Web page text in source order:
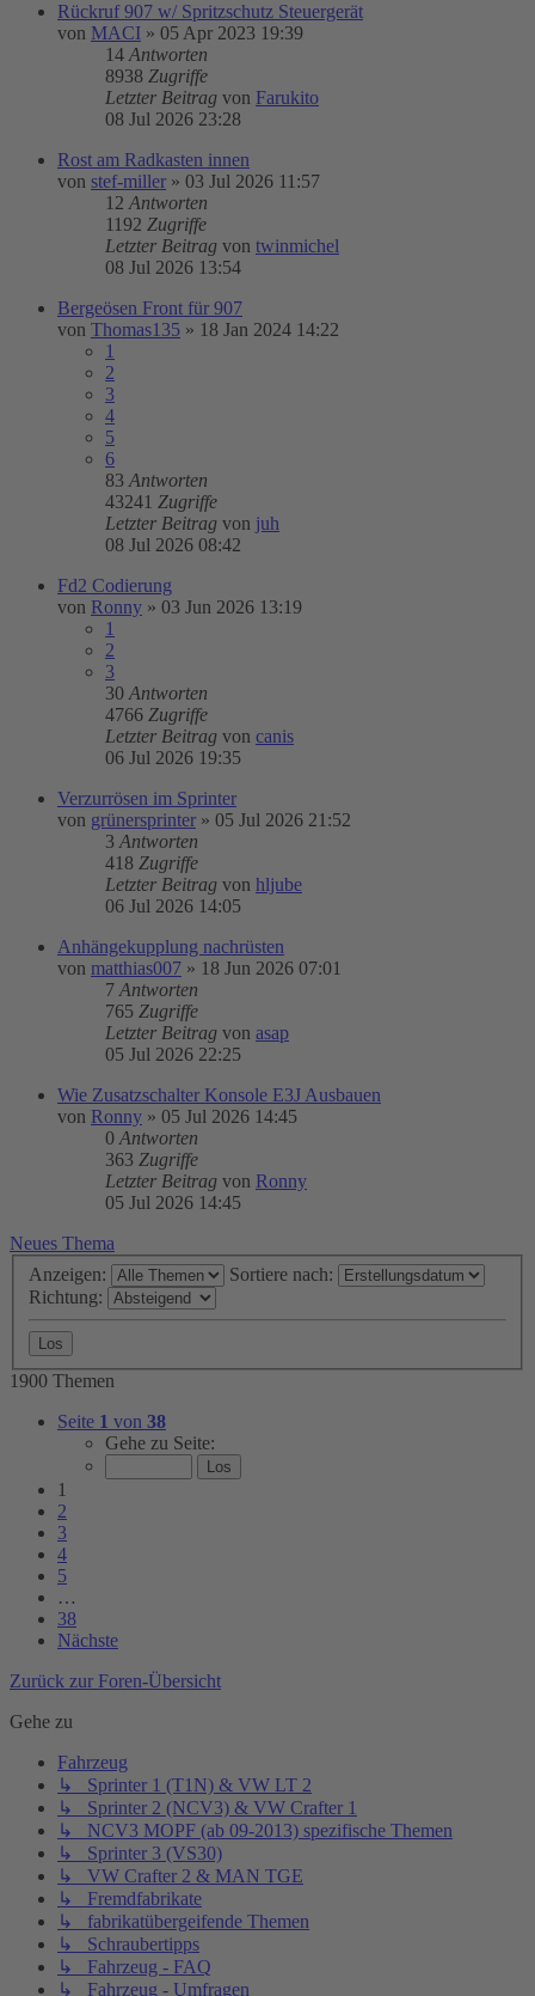
Rückruf 907 w/ Spritzschutz Steuergerät
von MACI » 05 Apr 2023 19:39
14 Antworten
8938 Zugriffe
Letzter Beitrag von Farukito
08 Jul 2026 23:28
Rost am Radkasten innen
von stef-miller » 03 Jul 2026 11:57
12 Antworten
1192 Zugriffe
Letzter Beitrag von twinmichel
08 Jul 2026 13:54
Bergeösen Front für 907
von Thomas135 » 18 Jan 2024 14:22
1
2
3
4
5
6
83 Antworten
43241 Zugriffe
Letzter Beitrag von juh
08 Jul 2026 08:42
Fd2 Codierung
von Ronny » 03 Jun 2026 13:19
1
2
3
30 Antworten
4766 Zugriffe
Letzter Beitrag von canis
06 Jul 2026 19:35
Verzurrösen im Sprinter
von grünersprinter » 05 Jul 2026 21:52
3 Antworten
418 Zugriffe
Letzter Beitrag von hljube
06 Jul 2026 14:05
Anhängekupplung nachrüsten
von matthias007 » 18 Jun 2026 07:01
7 Antworten
765 Zugriffe
Letzter Beitrag von asap
05 Jul 2026 22:25
Wie Zusatzschalter Konsole E3J Ausbauen
von Ronny » 05 Jul 2026 14:45
0 Antworten
363 Zugriffe
Letzter Beitrag von Ronny
05 Jul 2026 14:45
Neues Thema
Anzeigen:
Sortiere nach:
Richtung:
1900 Themen
Seite 1 von 38
Gehe zu Seite:
1
2
3
4
5
…
38
Nächste
Zurück zur Foren-Übersicht
Gehe zu
Fahrzeug
↳ Sprinter 1 (T1N) & VW LT 2
↳ Sprinter 2 (NCV3) & VW Crafter 1
↳ NCV3 MOPF (ab 09-2013) spezifische Themen
↳ Sprinter 3 (VS30)
↳ VW Crafter 2 & MAN TGE
↳ Fremdfabrikate
↳ fabrikatübergeifende Themen
↳ Schraubertipps
↳ Fahrzeug - FAQ
↳ Fahrzeug - Umfragen